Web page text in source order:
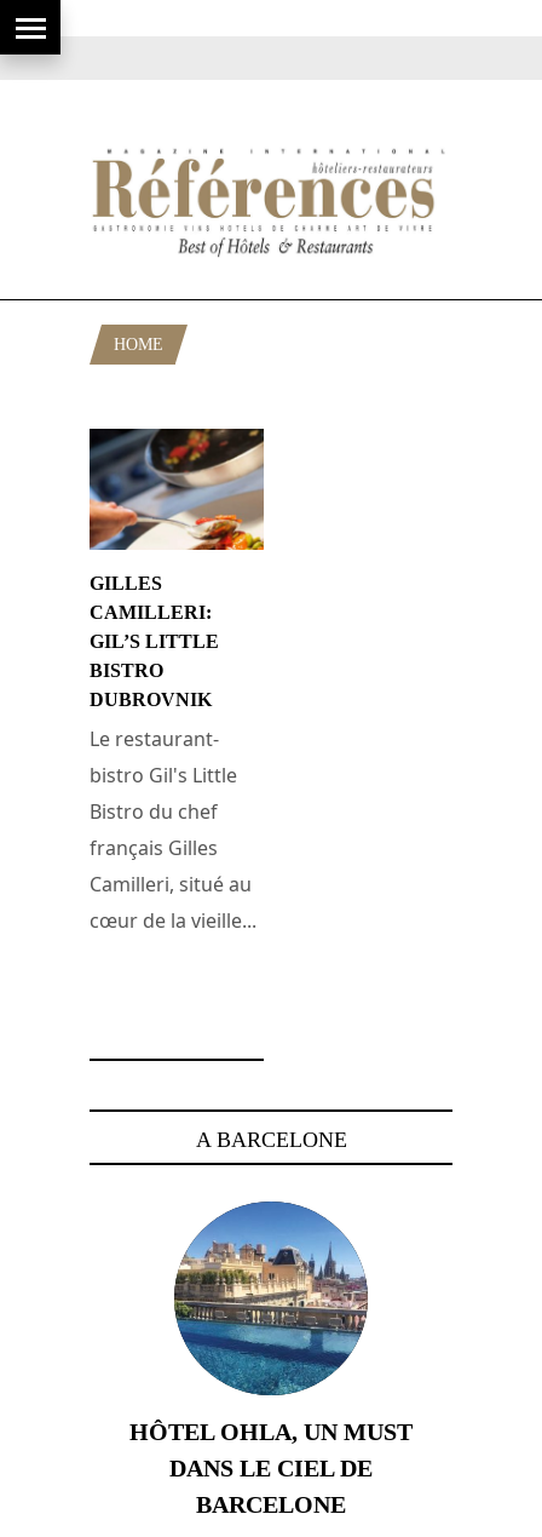
HOME
GILLES
CAMILLERI:
GIL’S LITTLE
BISTRO
DUBROVNIK
Le restaurant-
bistro Gil's Little
Bistro du chef
français Gilles
Camilleri, situé au
cœur de la vieille...
A BARCELONE
HÔTEL OHLA, UN MUST
DANS LE CIEL DE
BARCELONE